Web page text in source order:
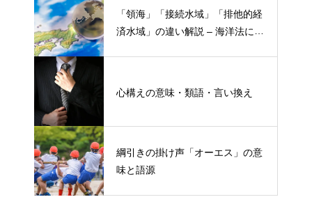
「領海」「接続水域」「排他的経
済水域」の違い解説 – 海洋法にお
心構えの意味・類語・言い換え
綱引きの掛け声「オーエス」の意
味と語源